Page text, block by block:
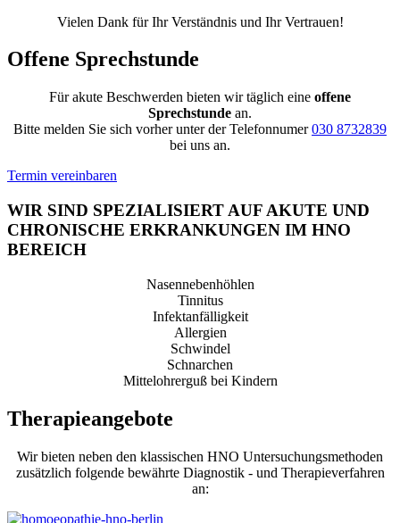
Vielen Dank für Ihr Verständnis und Ihr Vertrauen!
Offene Sprechstunde
Für akute Beschwerden bieten wir täglich eine offene
Sprechstunde an.
Bitte melden Sie sich vorher unter der Telefonnumer030 8732839
bei uns an.
Termin vereinbaren
WIR SIND SPEZIALISIERT AUF AKUTE UND
CHRONISCHE ERKRANKUNGEN IM HNO
BEREICH
Nasennebenhöhlen
Tinnitus
Infektanfälligkeit
Allergien
Schwindel
Schnarchen
Mittelohrerguß bei Kindern
Therapieangebote
Wir bieten neben den klassischen HNO Untersuchungsmethoden
zusätzlich folgende bewährte Diagnostik - und Therapieverfahren
an: